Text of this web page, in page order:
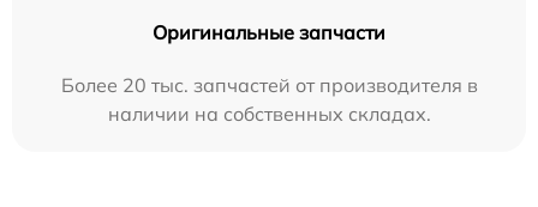
Оригинальные запчасти
Более 20 тыс. запчастей от производителя в
наличии на собственных складах.